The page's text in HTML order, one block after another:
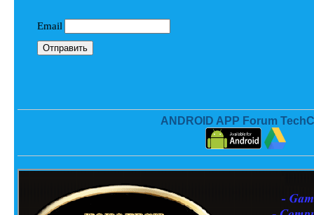
ANDROID APP Forum